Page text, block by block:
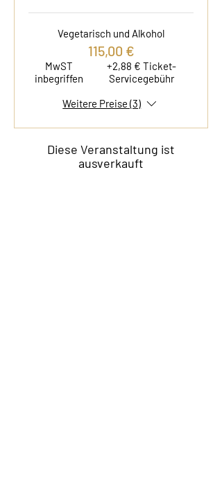
Vegetarisch und Alkohol
115,00 €
MwST
inbegriffen
+2,88 € Ticket-
Servicegebühr
Weitere Preise (3)
Diese Veranstaltung ist
ausverkauft